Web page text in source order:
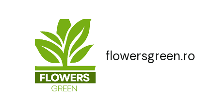
flowersgreen.ro